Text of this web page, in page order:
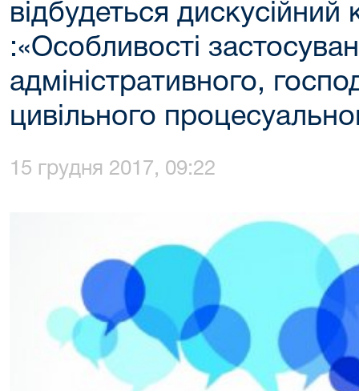
відбудеться дискусійний
:«Особливості
адміністративного,
цивільного
15 грудня 2017, 09:22